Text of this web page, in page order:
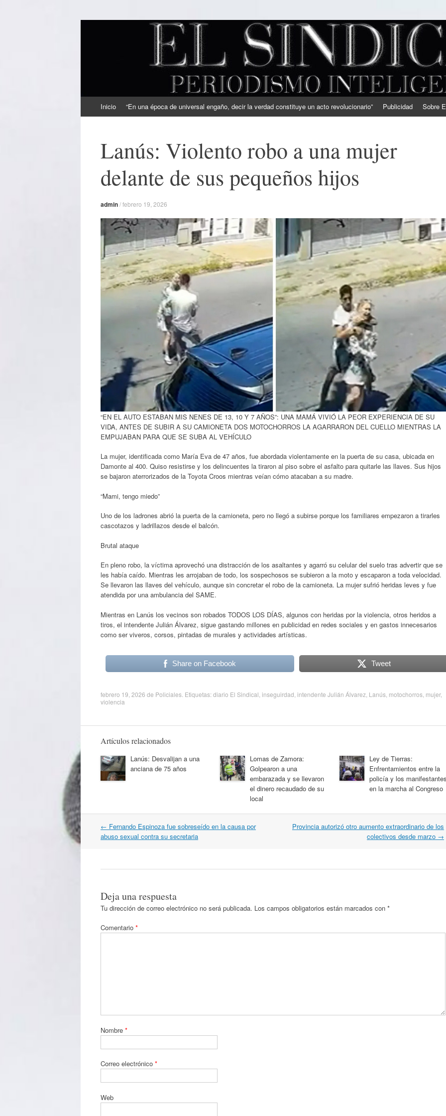
EL SINDICAL
Periodismo Inteligente
al
Inicio “En una época de universal engaño, decir la verdad constituye un acto revolucionario” Publicidad Sobre
Lanús: Violento robo a una mujer
delante de sus pequeños hijos
admin/febrero 19, 2026
“EN EL AUTO ESTABAN MIS NENES DE 13, 10 Y 7 AÑOS”: UNA MAMÁ VIVIÓ LA PEOR EXPERIENCIA DE SU
VIDA, ANTES DE SUBIR A SU CAMIONETA DOS MOTOCHORROS LA AGARRARON DEL CUELLO MIENTRAS LA
EMPUJABAN PARA QUE SE SUBA AL VEHÍCULO
La mujer, identificada como María Eva de 47 años, fue abordada violentamente en la puerta de su casa, ubicada en
Damonte al 400. Quiso resistirse y los delincuentes la tiraron al piso sobre el asfalto para quitarle las llaves. Sus hijos
se bajaron aterrorizados de la Toyota Croos mientras veían cómo atacaban a su madre.
“Mami, tengo miedo”
Uno de los ladrones abrió la puerta de la camioneta, pero no llegó a subirse porque los familiares empezaron a tirarles
cascotazos y ladrillazos desde el balcón.
Brutal ataque
En pleno robo, la víctima aprovechó una distracción de los asaltantes y agarró su celular del suelo tras advertir que se
les había caído. Mientras les arrojaban de todo, los sospechosos se subieron a la moto y escaparon a toda velocidad.
Se llevaron las llaves del vehículo, aunque sin concretar el robo de la camioneta. La mujer sufrió heridas leves y fue
atendida por una ambulancia del SAME.
Mientras en Lanús los vecinos son robados TODOS LOS DÍAS, algunos con heridas por la violencia, otros heridos a
tiros, el intendente Julián Álvarez, sigue gastando millones en publicidad en redes sociales y en gastos innecesarios
como ser viveros, corsos, pintadas de murales y actividades artísticas.
Share on Facebook Tweet
febrero 19, 2026 de Policiales . Etiquetas:diario El Sindical inseguirdad intendente Julián Álvarez Lanús motochorros mujer,
violencia
Artículos relacionados
Lanús: Desvalijan a una
anciana de 75 años
Lomas de Zamora:
Golpearon a una
embarazada y se llevaron
el dinero recaudado de su
local
Ley de Tierras:
Enfrentamientos entre la
policía y los
en la marcha al Congreso
Navegación
por
← Fernando Espinoza fue sobreseído en la causa por
abuso sexual contra su secretaria
Provincia autorizó otro aumento extraordinario de los
colectivos desde marzo →
Deja una respuesta
Tu dirección de correo electrónico no será publicada. Los campos obligatorios están marcados con *
Comentario *
Nombre *
Correo electrónico *
Web